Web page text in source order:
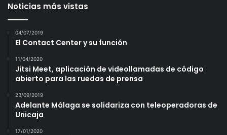
Noticias más vistas
04/07/2019
El Contact Center y su función
11/04/2020
Jitsi Meet, aplicación de videollamadas de código
abierto para las ruedas de prensa
23/09/2019
Adelante Málaga se solidariza con teleoperadoras de
Unicaja
17/01/2020